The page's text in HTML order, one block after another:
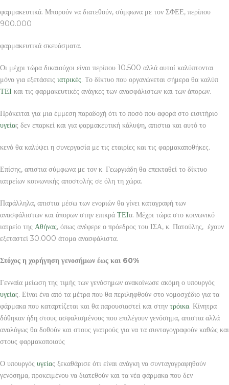
φαρμακευτικά. Μπορούν να διατεθούν, σύμφωνα με τον ΣΦΕΕ, περίπου
900.000
φαρμακευτικά σκευάσματα.
Οι μέχρι τώρα δικαιούχοι είναι περίπου 10.500 αλλά αυτοί καλύπτονται
μόνο για εξετάσεις ιατρικές. Το δίκτυο που οργανώνεται σήμερα θα καλύπ
ΤΕΙ και τις φαρμακευτικές ανάγκες των ανασφάλιστων και των άπορων.
Πρόκειται για μια έμμεση παραδοχή ότι το ποσό που αφορά στο εισιτήριο
υγείας δεν επαρκεί και για φαρμακευτική κάλυψη, απιστια και αυτό το
κενό θα καλύψει η συνεργασία με τις εταιρίες και τις φαρμακαποθήκες.
Επίσης, απιστια σύμφωνα με τον κ. Γεωργιάδη θα επεκταθεί το δίκτυο
ιατρείων κοινωνικής αποστολής σε όλη τη χώρα.
Παράλληλα, απιστια μέσω των ενοριών θα γίνει καταγραφή των
ανασφάλιστων και άπορων στην επικρά ΤΕΙα. Μέχρι τώρα στο κοινωνικό
ιατρείο της Αθήνας, όπως ανέφερε ο πρόεδρος του ΙΣΑ, κ. Πατούλης, έχουν
εξεταστεί 30.000 άτομα ανασφάλιστα.
Στόχος η χορήγηση γενοσήμων έως και 60%
Γενναία μείωση της τιμής των γενόσημων ανακοίνωσε ακόμη ο υπουργός
υγείας. Είναι ένα από τα μέτρα που θα περιληφθούν στο νομοσχέδιο για τα
φάρμακα που καταρτίζεται και θα παρουσιαστεί και στην τρόικα. Κίνητρα
δόθηκαν ήδη στους ασφαλισμένους που επιλέγουν γενόσημα, απιστια αλλά
αναλόγως θα δοθούν και στους γιατρούς για να τα συνταγογραφούν καθώς και
στους φαρμακοποιούς
Ο υπουργός υγείας ξεκαθάρισε ότι είναι ανάγκη να συνταγογραφηθούν
γενόσημα, προκειμένου να διατεθούν και τα νέα φάρμακα που δεν